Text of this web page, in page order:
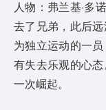
人物：弗兰基·多
去了兄弟，此后
为独立运动的一
有失去乐观的心
一次崛起。